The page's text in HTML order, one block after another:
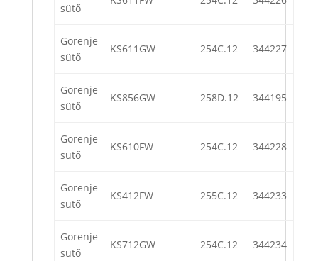
sütő
Gorenje
sütő
KS611GW 254C.12 344227
Gorenje
sütő
KS856GW 258D.12 344195
Gorenje
sütő
KS610FW 254C.12 344228
Gorenje
sütő
KS412FW 255C.12 344233
Gorenje
sütő
KS712GW 254C.12 344234